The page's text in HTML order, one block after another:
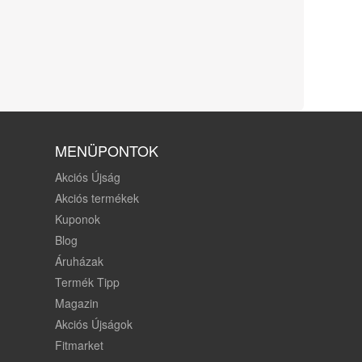
MENÜPONTOK
Akciós Újság
Akciós termékek
Kuponok
Blog
Áruházak
Termék Tipp
Magazin
Akciós Újságok
Fitmarket